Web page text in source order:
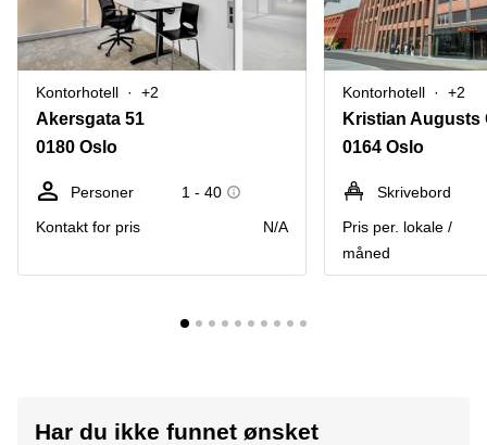
Kontorhotell +2
Akersgata 51
0180 Oslo
Personer
1 - 40
Kontakt for pris
N/A
Kontorhotell +2
Kristian Augusts
0164 Oslo
Skrivebord
Pris per. lokale /
måned
Har du ikke funnet ønsket